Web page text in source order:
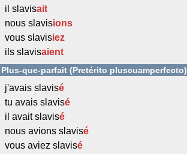
il slavisait
nous slavisions
vous slavisiez
ils slavisaient
Plus-que-parfait (Pretérito pluscuamperfecto)
j'avais slavisé
tu avais slavisé
il avait slavisé
nous avions slavisé
vous aviez slavisé